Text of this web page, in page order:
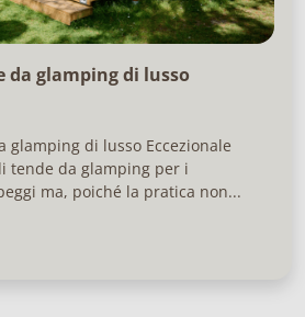
da glamping di lusso
glamping di lusso Eccezionale
tende da glamping per i
ma, poiché la pratica non...